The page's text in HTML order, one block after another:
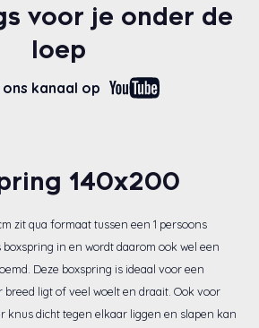
voor je onder de
loep
ons kanaal op
140x200
zit qua formaat tussen een 1 persoons
in en wordt daarom ook wel een
Deze boxspring is ideaal voor een
breed ligt of veel woelt en draait. Ook voor
knus dicht tegen elkaar liggen en slapen kan